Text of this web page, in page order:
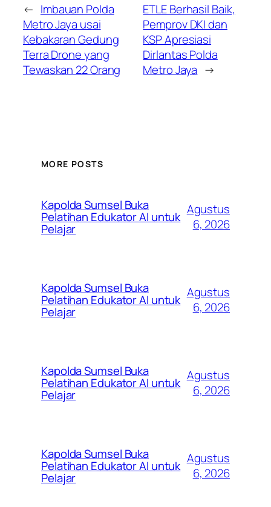
← Imbauan Polda
Metro Jaya usai
Kebakaran Gedung
Terra Drone yang
Tewaskan 22 Orang
ETLE Berhasil Baik,
Pemprov DKI dan
KSP Apresiasi
Dirlantas Polda
Metro Jaya →
MORE POSTS
Kapolda Sumsel Buka
Pelatihan Edukator AI untuk
Pelajar
Agustus
6, 2026
Kapolda Sumsel Buka
Pelatihan Edukator AI untuk
Pelajar
Agustus
6, 2026
Kapolda Sumsel Buka
Pelatihan Edukator AI untuk
Pelajar
Agustus
6, 2026
Kapolda Sumsel Buka
Pelatihan Edukator AI untuk
Pelajar
Agustus
6, 2026